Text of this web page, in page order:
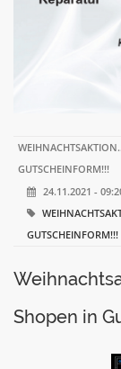
GUTSCHEINFORM!!!
24.11.2021 -
GUTSCHEINFORM!!!
Shopen in